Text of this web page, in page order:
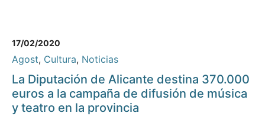
17/02/2020
Agost, Cultura, Noticias
La Diputación de Alicante destina 370.000
euros a la campaña de difusión de música
y teatro en la provincia